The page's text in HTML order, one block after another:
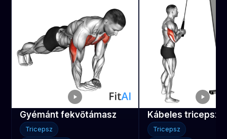
Gyémánt fekvőtámasz
Tricepsz
Kábeles tricepsz
Tricepsz